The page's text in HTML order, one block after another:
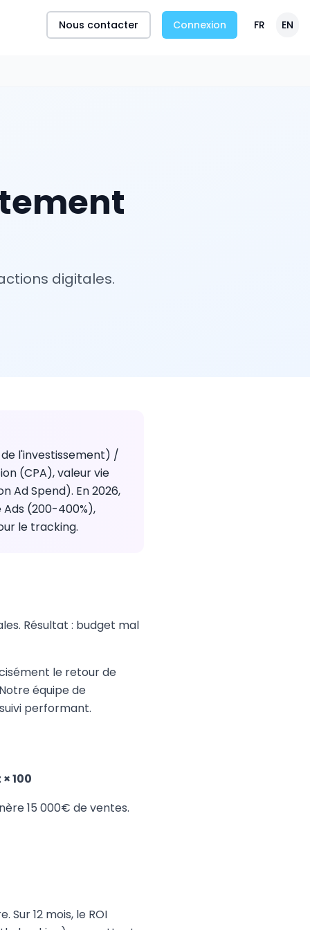
Nous contacter Connexion FR EN
digitales.
de l'investissement) /
(CPA), valeur vie
Ad Spend). En 2026,
Ads (200-400%),
le tracking.
Résultat : budget mal
le retour de
équipe de
performant.
100
15 000€ de ventes.
12 mois, le ROI